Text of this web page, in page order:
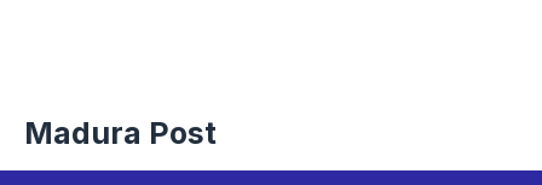
Madura Post